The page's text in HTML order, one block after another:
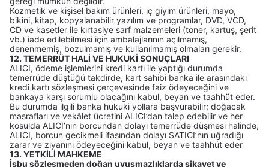
Kozmetik ve kişisel bakım ürünleri, iç giyim ürünleri, mayo,
bikini, kitap, kopyalanabilir yazılım ve programlar, DVD, VCD,
CD ve kasetler ile kırtasiye sarf malzemeleri (toner, kartuş, şerit
vb.) iade edilebilmesi için ambalajlarının açılmamış,
denenmemiş, bozulmamış ve kullanılmamış olmaları gerekir.
12. TEMERRÜT HALİ VE HUKUKİ SONUÇLARI
ALICI, ödeme işlemlerini kredi kartı ile yaptığı durumda
temerrüde düştüğü takdirde, kart sahibi banka ile arasındaki
kredi kartı sözleşmesi çerçevesinde faiz ödeyeceğini ve
bankaya karşı sorumlu olacağını kabul, beyan ve taahhüt eder.
Bu durumda ilgili banka hukuki yollara başvurabilir; doğacak
masrafları ve vekâlet ücretini ALICI’dan talep edebilir ve her
koşulda ALICI’nın borcundan dolayı temerrüde düşmesi halinde,
ALICI, borcun gecikmeli ifasından dolayı SATICI’nın uğradığı
zarar ve ziyanını ödeyeceğini kabul, beyan ve taahhüt eder
13. YETKİLİ MAHKEME
İşbu sözleşmeden doğan uyuşmazlıklarda şikayet ve